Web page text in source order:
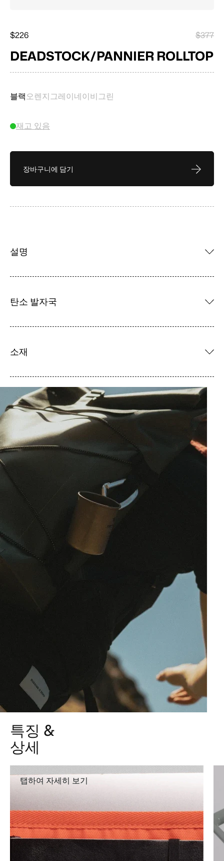
DEADSTOCK/PANNIER ROLLTOP
$377
$226
블랙오렌지그레이네이비그린
재고 있음
장바구니에 담기
설명
탄소 발자국
소재
특징 &
상세
탭하여 자세히 보기